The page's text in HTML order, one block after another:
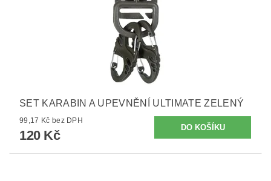
SET KARABIN A UPEVNĚNÍ ULTIMATE ZELENÝ
99,17 Kč bez DPH
120 Kč